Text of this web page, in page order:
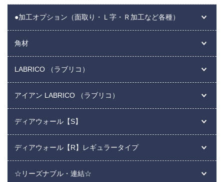
●加工オプション（面取り・Ｌ字・Ｒ加工など各種）
角材
LABRICO （ラブリコ）
アイアン LABRICO （ラブリコ）
ディアウォール【S】
ディアウォール【R】レギュラータイプ
☆リーズナブル・連結☆